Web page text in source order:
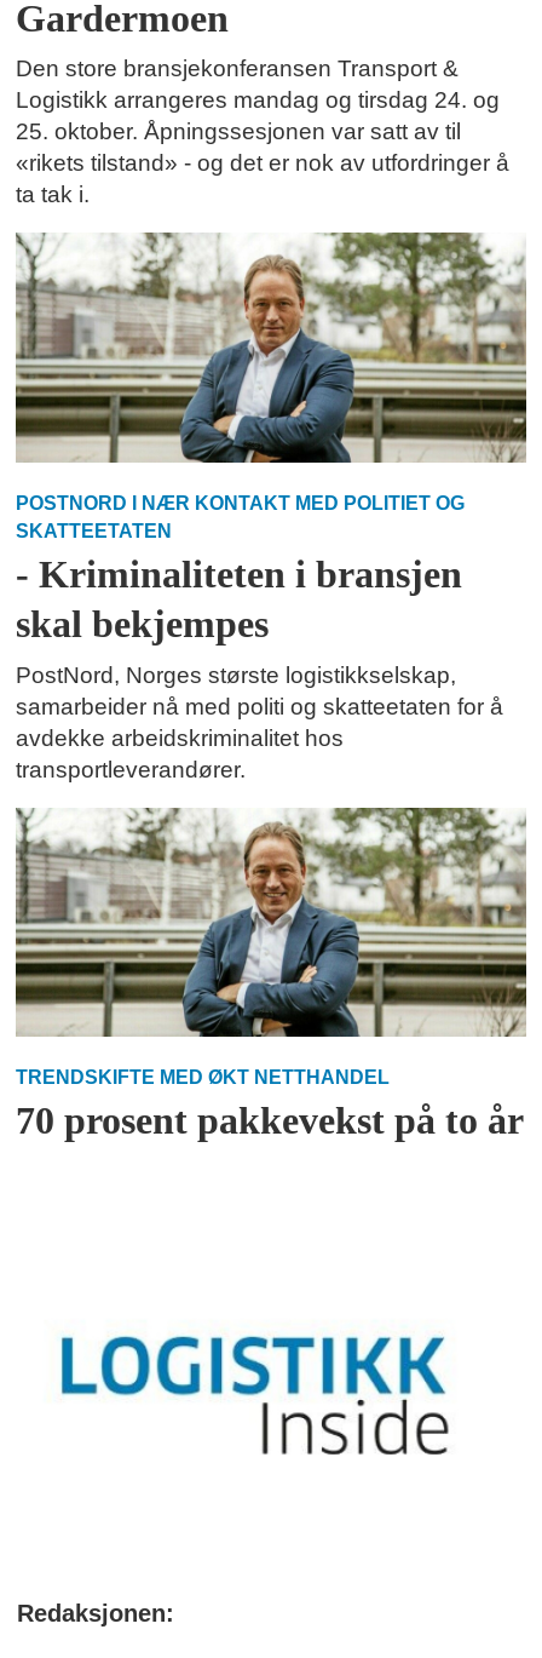
Gardermoen
Den store bransjekonferansen Transport &
Logistikk arrangeres mandag og tirsdag 24. og
25. oktober. Åpningssesjonen var satt av til
«rikets tilstand» - og det er nok av utfordringer å
ta tak i.
POSTNORD I NÆR KONTAKT MED POLITIET OG
SKATTEETATEN
- Kriminaliteten i bransjen
skal bekjempes
PostNord, Norges største logistikkselskap,
samarbeider nå med politi og skatteetaten for å
avdekke arbeidskriminalitet hos
transportleverandører.
TRENDSKIFTE MED ØKT NETTHANDEL
70 prosent pakkevekst på to år
Redaksjonen: